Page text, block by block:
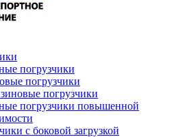
погрузчики
погрузчики
погрузчики
погрузчики повышенной
с боковой загрузкой